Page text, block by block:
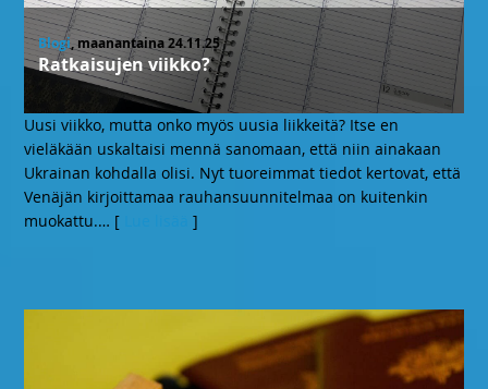
Blogi, maanantaina 24.11.25
Ratkaisujen viikko?
Uusi viikko, mutta onko myös uusia liikkeitä? Itse en
vieläkään uskaltaisi mennä sanomaan, että niin ainakaan
Ukrainan kohdalla olisi. Nyt tuoreimmat tiedot kertovat, että
Venäjän kirjoittamaa rauhansuunnitelmaa on kuitenkin
muokattu.… [ ]